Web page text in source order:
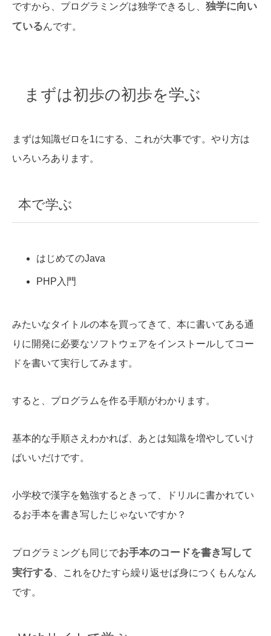
ですから、プログラミングは独学できるし、 独学に向い
ているんです。
まずは初歩の初歩を学ぶ
まずは知識ゼロを1にする、これが大事です。やり方は
いろいろあります。
本で学ぶ
はじめてのJava
PHP入門
みたいなタイトルの本を買ってきて、本に書いてある通
りに開発に必要なソフトウェアをインストールしてコー
ドを書いて実行してみます。
すると、プログラムを作る手順がわかります。
基本的な手順さえわかれば、あとは知識を増やしていけ
ばいいだけです。
小学校で漢字を勉強するときって、ドリルに書かれてい
るお手本を書き写したじゃないですか？
プログラミングも同じでお手本のコードを書き写して
実行する 、これをひたすら繰り返せば身につくもんなん
です。